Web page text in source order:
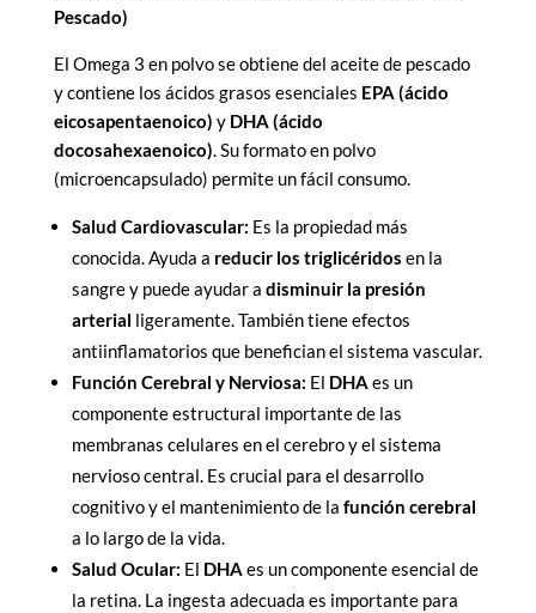
Pescado)
El Omega 3 en polvo se obtiene del aceite de pescado
y contiene los ácidos grasos esenciales EPA (ácido
eicosapentaenoico) y DHA (ácido
docosahexaenoico). Su formato en polvo
(microencapsulado) permite un fácil consumo.
Salud Cardiovascular: Es la propiedad más
conocida. Ayuda a reducir los triglicéridos en la
sangre y puede ayudar a disminuir la presión
arterial ligeramente. También tiene efectos
antiinflamatorios que benefician el sistema vascular.
Función Cerebral y Nerviosa: El DHA es un
componente estructural importante de las
membranas celulares en el cerebro y el sistema
nervioso central. Es crucial para el desarrollo
cognitivo y el mantenimiento de la función cerebral
a lo largo de la vida.
Salud Ocular: El DHA es un componente esencial de
la retina. La ingesta adecuada es importante para